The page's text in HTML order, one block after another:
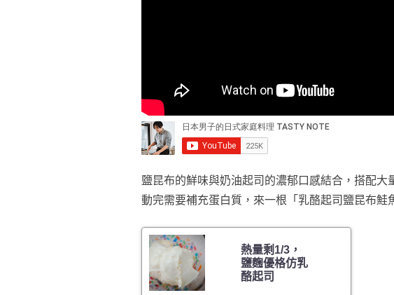
鹽昆布的鮮味與奶油起司的濃郁口感結合，搭配大
動完需要補充蛋白質，來一根「乳酪起司鹽昆布鮭
熱量剩1/3，
鹽麴優格仿乳
酪起司